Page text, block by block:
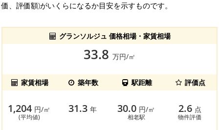
価、評価額)がいくらになるか目安を示すものです。
グランソルジュ 価格相場・家賃相場
33.8 万円/㎡
家賃相場 築年数 駅距離 評価点
1,204 円/㎡
(平均値)
31.3年 30.0 円/㎡
相老駅
2.6 点
物件評価